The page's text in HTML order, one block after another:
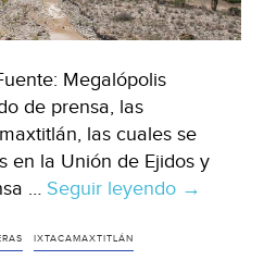
Megalópolis
de prensa, las
las cuales se
en la Unión de Ejidos y
… Seguir leyendo Piden
→
IXTACAMAXTITLÁN